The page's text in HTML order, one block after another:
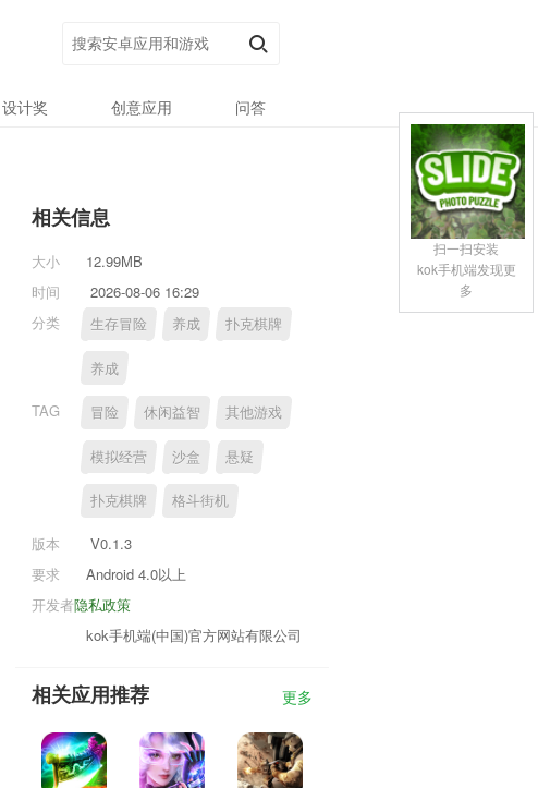
设计奖 创意应用 问答
相关信息
大小
12.99MB
时间
2026-08-06 16:29
分类
生存冒险 养成 扑克棋牌
养成
TAG 冒险 休闲益智 其他游戏
模拟经营 沙盒 悬疑
扑克棋牌 格斗街机
版本
V0.1.3
要求
Android 4.0以上
隐私政策
开发者
kok手机端(中国)官方网站有限公司
相关应用推荐 更多
扫一扫安装
kok手机端发现更
多